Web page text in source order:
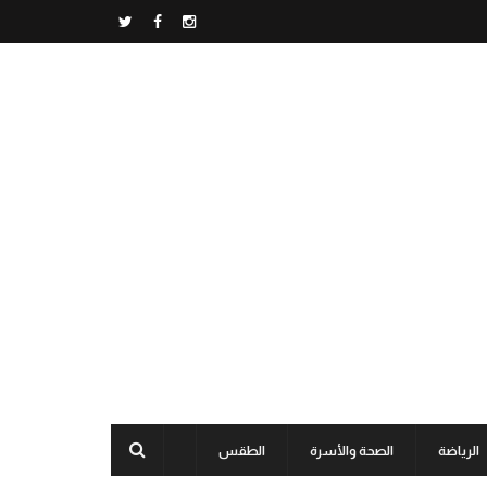
الرياضة الصحة والأسرة الطقس